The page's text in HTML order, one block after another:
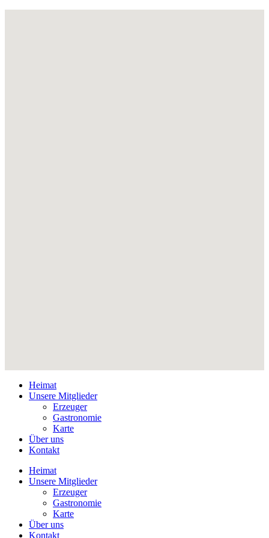
Heimat
Unsere Mitglieder
Erzeuger
Gastronomie
Karte
Über uns
Kontakt
Heimat
Unsere Mitglieder
Erzeuger
Gastronomie
Karte
Über uns
Kontakt